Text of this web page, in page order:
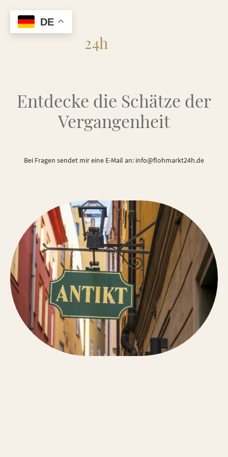
24h
Entdecke die Schätze der
Vergangenheit
Bei Fragen sendet mir eine E-Mail an: info@flohmarkt24h.de
DE